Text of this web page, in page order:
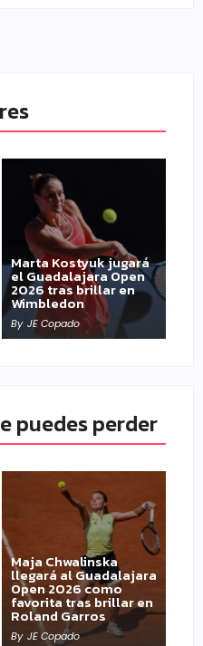
Marta Kostyuk jugará
el Guadalajara Open
2026 tras brillar en
Wimbledon
By JE Copado
puedes perder
Maja Chwalinska
llegará al Guadalajara
Open 2026 como
favorita tras brillar en
Roland Garros
By JE Copado